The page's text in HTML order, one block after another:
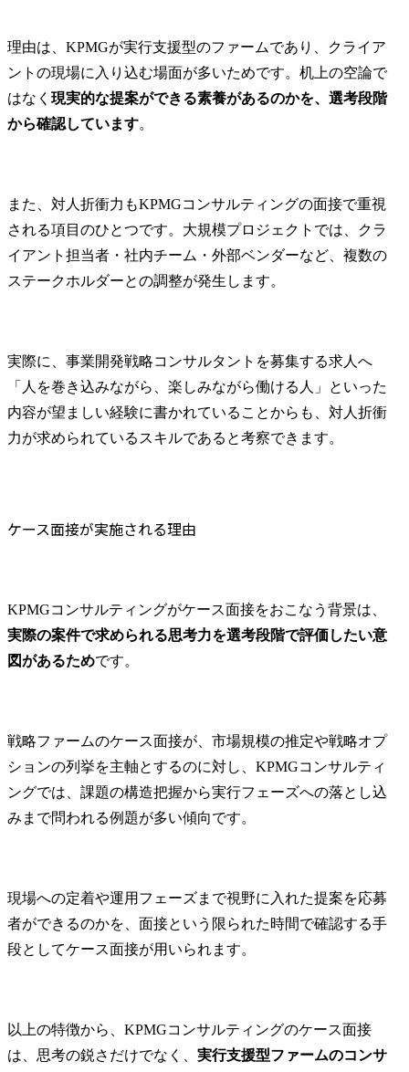
理由は、KPMGが実行支援型のファームであり、クライア
ントの現場に入り込む場面が多いためです。机上の空論で
はなく 現実的な提案ができる素養があるのかを、選考段階
から確認しています。
また、対人折衝力もKPMGコンサルティングの面接で重視
される項目のひとつです。大規模プロジェクトでは、クラ
イアント担当者・社内チーム・外部ベンダーなど、複数の
ステークホルダーとの調整が発生します。
実際に、事業開発戦略コンサルタントを募集する求人へ
「人を巻き込みながら、楽しみながら働ける人」といった
内容が望ましい経験に書かれていることからも、対人折衝
力が求められているスキルであると考察できます。
ケース面接が実施される理由
KPMGコンサルティングがケース面接をおこなう背景は、
実際の案件で求められる思考力を選考段階で評価したい意
図があるためです。
戦略ファームのケース面接が、市場規模の推定や戦略オプ
ションの列挙を主軸とするのに対し、KPMGコンサルティ
ングでは、課題の構造把握から実行フェーズへの落とし込
みまで問われる例題が多い傾向です。
現場への定着や運用フェーズまで視野に入れた提案を応募
者ができるのかを、面接という限られた時間で確認する手
段としてケース面接が用いられます。
以上の特徴から、KPMGコンサルティングのケース面接
は、思考の鋭さだけでなく、 実行支援型ファームのコンサ